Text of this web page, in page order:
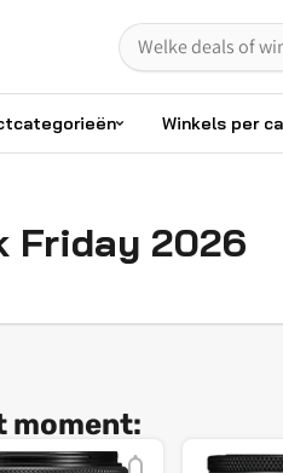
Winkels per
Friday 2026
moment: